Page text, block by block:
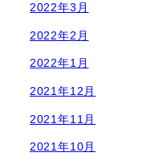
2022年3月
2022年2月
2022年1月
2021年12月
2021年11月
2021年10月